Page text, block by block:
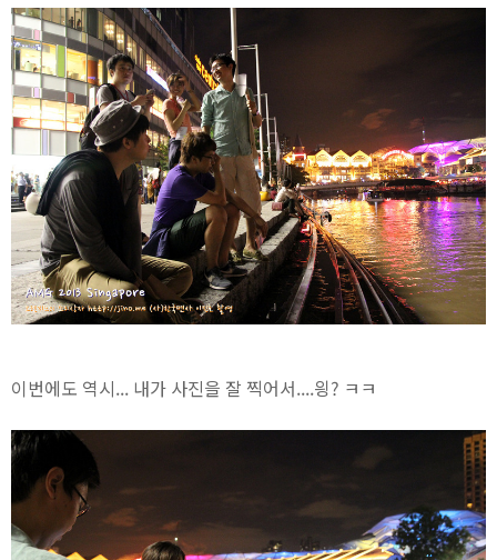
이번에도 역시... 내가 사진을 잘 찍어서....읭? ㅋㅋ